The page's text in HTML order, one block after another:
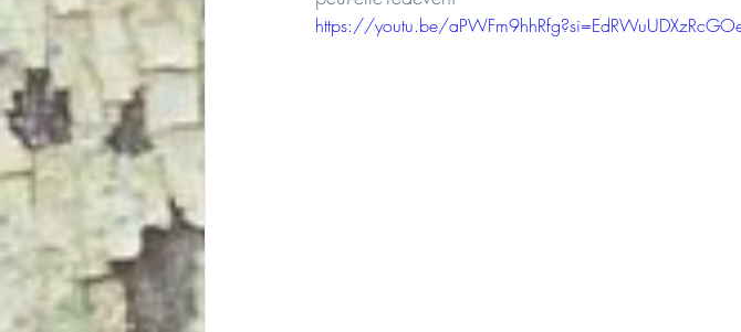
https://youtu.be/